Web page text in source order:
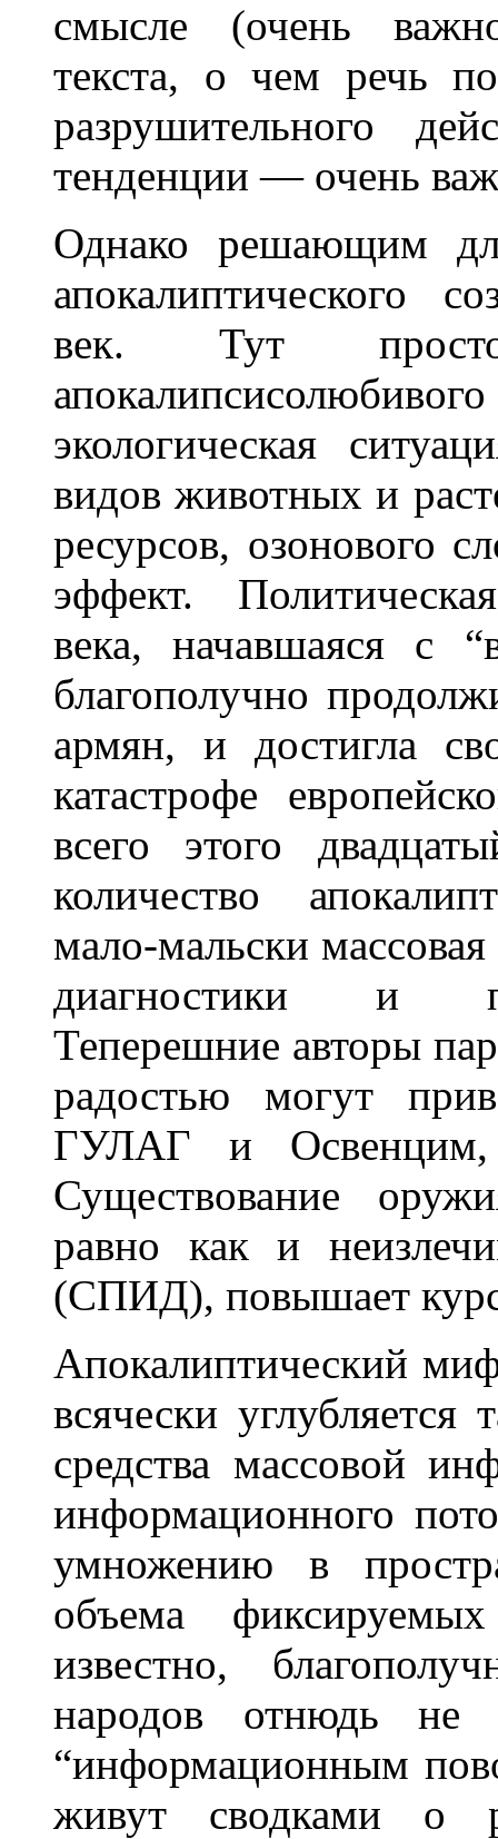
смысле (очень
текста, о чем речь
разрушительного
тенденции — очень
Однако решающим
апокалиптического
век. Тут
экологическая
видов животных и
ресурсов, озонового
эффект.
века, начавшаяся с
благополучно
армян, и достигла
катастрофе
всего этого
количество
мало-мальски
диагностики и
Теперешние авторы
радостью могут
ГУЛАГ и
Существование
равно как и
(СПИД), повышает
Апокалиптический
всячески
средства массовой
информационного
умножению в
объема
известно,
народов отнюдь не
“информационным
живут сводками о